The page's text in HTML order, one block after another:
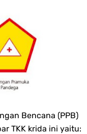
Bencana (PPB)
TKK krida ini yaitu: